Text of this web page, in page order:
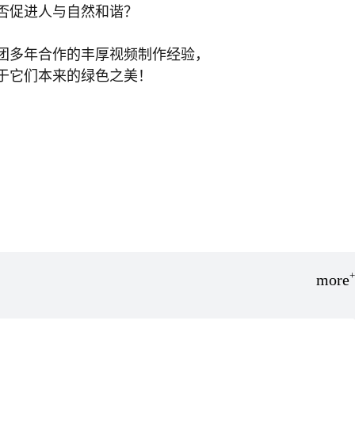
进人与自然和谐？
年合作的丰厚视频制作经验，
们本来的绿色之美！
more+